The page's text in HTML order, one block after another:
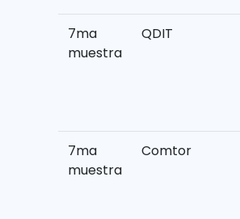
7ma
muestra
QDIT
7ma
muestra
Comtor